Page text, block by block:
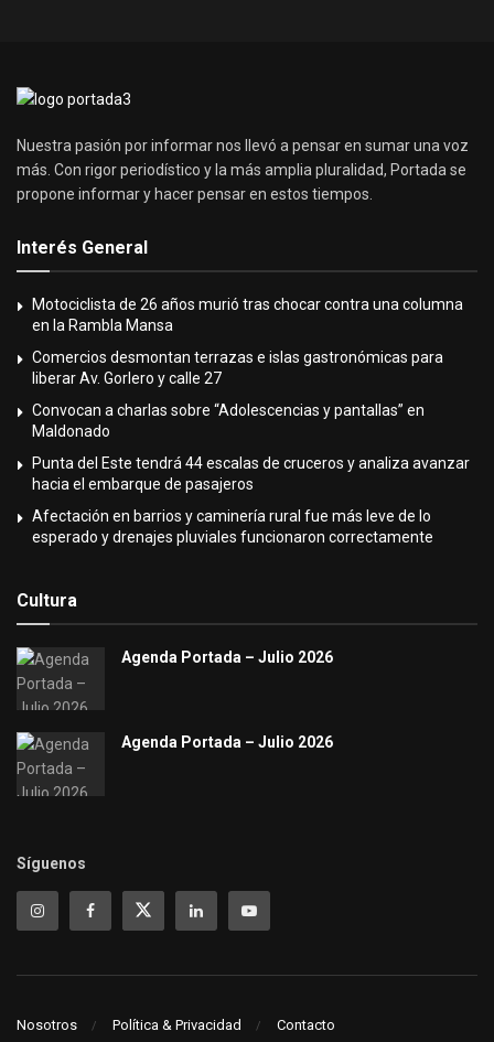
Nuestra pasión por informar nos llevó a pensar en sumar una voz
más. Con rigor periodístico y la más amplia pluralidad, Portada se
propone informar y hacer pensar en estos tiempos.
Interés General
Motociclista de 26 años murió tras chocar contra una columna
en la Rambla Mansa
Comercios desmontan terrazas e islas gastronómicas para
liberar Av. Gorlero y calle 27
Convocan a charlas sobre “Adolescencias y pantallas” en
Maldonado
Punta del Este tendrá 44 escalas de cruceros y analiza avanzar
hacia el embarque de pasajeros
Afectación en barrios y caminería rural fue más leve de lo
esperado y drenajes pluviales funcionaron correctamente
Cultura
Agenda Portada – Julio 2026
Agenda Portada – Julio 2026
Síguenos
Nosotros Política & Privacidad Contacto